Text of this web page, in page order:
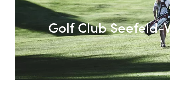
Golf Club Seefeld-